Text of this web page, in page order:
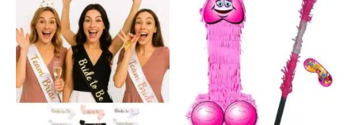
Produkt
weist
mehrere
Varianten
auf.
Die